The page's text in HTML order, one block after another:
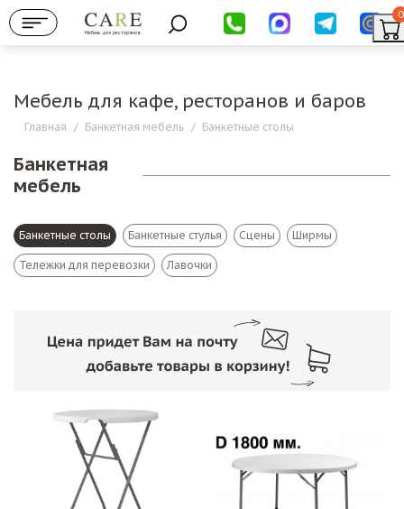
Мебель для ресторанов
0
Мебель для кафе, ресторанов и баров
Главная / Банкетная мебель / Банкетные столы
Банкетная
мебель
Банкетные столы Банкетные стулья Сцены Ширмы
Тележки для перевозки Лавочки